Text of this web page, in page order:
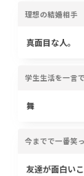
理想の結婚相手
真面目な人。
学生生活を一言
舞
今までで一番笑
友達が面白いこ